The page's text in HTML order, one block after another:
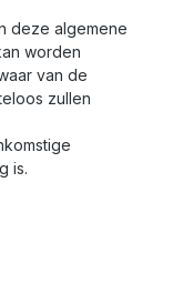
deze algemene
worden
van de
zullen
is.